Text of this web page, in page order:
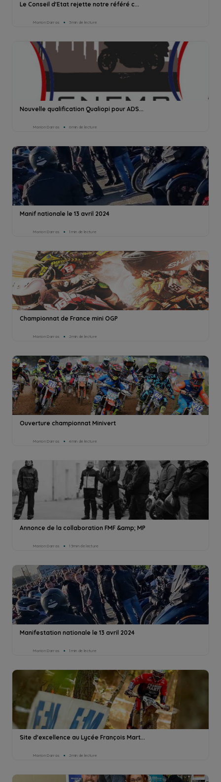
Le Conseil d'Etat rejette notre référé c...
Marion Darras 3min de lecture
Nouvelle qualification Qualiopi pour ADS...
Marion Darras 6min de lecture
Manif nationale le 13 avril 2024
Marion Darras 1min de lecture
Championnat de France mini OGP
Marion Darras 2min de lecture
Ouverture championnat Minivert
Marion Darras 4min de lecture
Annonce de la collaboration FMF &amp; MP
Marion Darras 13min de lecture
Manifestation nationale le 13 avril 2024
Marion Darras 1min de lecture
Site d'excellence au Lycée François Mart...
Marion Darras 2min de lecture